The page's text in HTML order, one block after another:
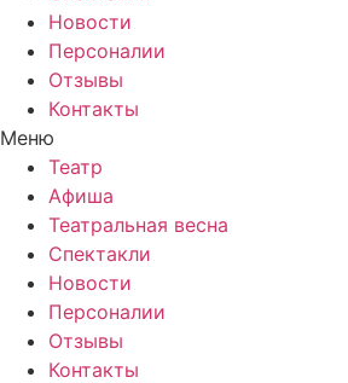
Новости
Персоналии
Отзывы
Контакты
Меню
Театр
Афиша
Театральная весна
Спектакли
Новости
Персоналии
Отзывы
Контакты